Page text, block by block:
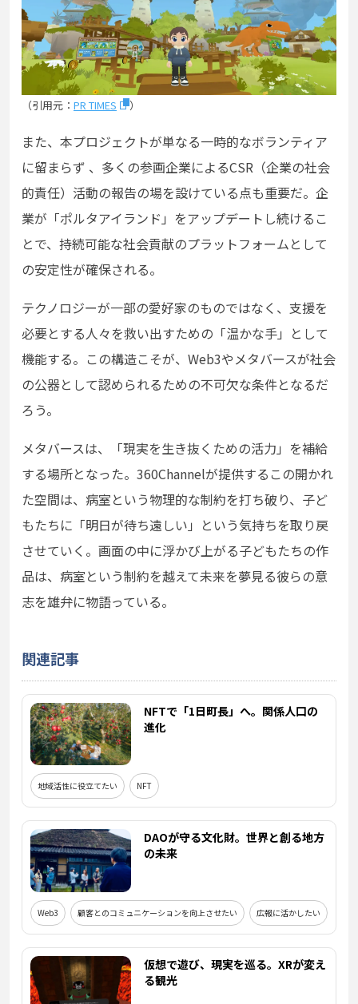
（引用元： PR TIMES ）
また、本プロジェクトが単なる一時的なボランティア
に留まらず 、多くの参画企業によるCSR（企業の社会
的責任）活動の報告の場を設けている点も重要だ。企
業が「ポルタアイランド」をアップデートし続けるこ
とで、持続可能な社会貢献のプラットフォームとして
の安定性が確保される。
テクノロジーが一部の愛好家のものではなく、支援を
必要とする人々を救い出すための「温かな手」として
機能する。この構造こそが、Web3やメタバースが社会
の公器として認められるための不可欠な条件となるだ
ろう。
メタバースは、「現実を生き抜くための活力」を補給
する場所となった。360Channelが提供するこの開かれ
た空間は、病室という物理的な制約を打ち破り、子ど
もたちに「明日が待ち遠しい」という気持ちを取り戻
させていく。画面の中に浮かび上がる子どもたちの作
品は、病室という制約を越えて未来を夢見る彼らの意
志を雄弁に物語っている。
関連記事
NFTで「1日町長」へ。関係人口の
進化
地域活性に役立てたい NFT
DAOが守る文化財。世界と創る地方
の未来
Web3 顧客とのコミュニケーションを向上させたい 広報に活かしたい
仮想で遊び、現実を巡る。XRが変え
る観光